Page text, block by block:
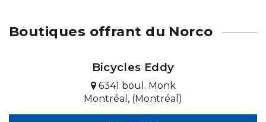
Boutiques offrant du Norco
Bicycles Eddy
6341 boul. Monk
Montréal, (Montréal)